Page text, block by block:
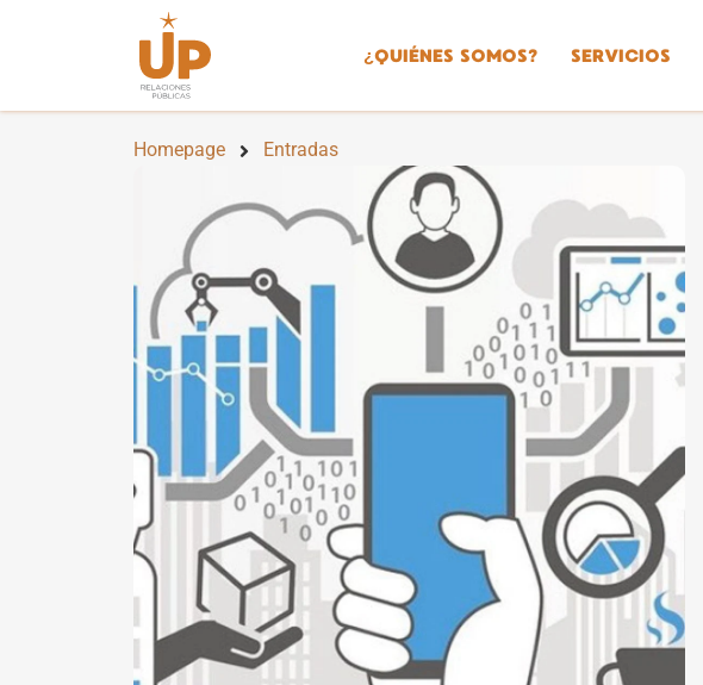
¿QUIÉNES SOMOS? SERVICIOS
Homepage Entradas